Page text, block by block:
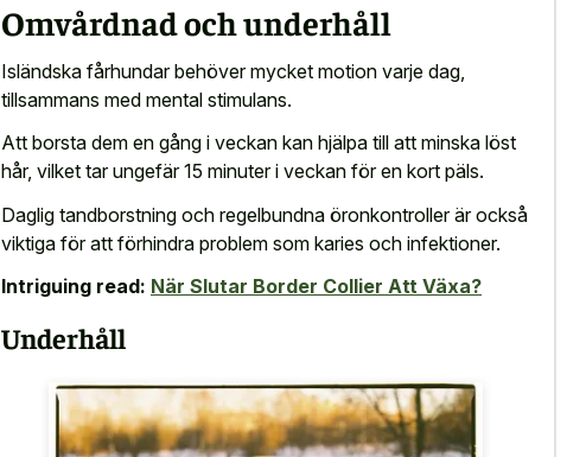
Omvårdnad och underhåll
Isländska fårhundar behöver mycket motion varje dag,
tillsammans med mental stimulans.
Att borsta dem en gång i veckan kan hjälpa till att minska löst
hår, vilket tar ungefär 15 minuter i veckan för en kort päls.
Daglig tandborstning och regelbundna öronkontroller är också
viktiga för att förhindra problem som karies och infektioner.
Intriguing read: När Slutar Border Collier Att Växa?
Underhåll